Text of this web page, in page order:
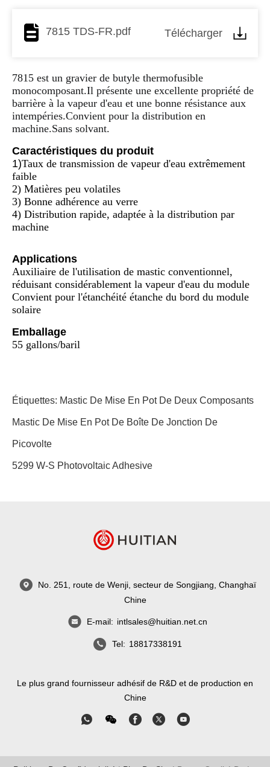
7815 TDS-FR.pdf Télécharger
7815 est un gravier de butyle thermofusible
monocomposant.Il présente une excellente propriété de
barrière à la vapeur d'eau et une bonne résistance aux
intempéries.Convient pour la distribution en
machine.Sans solvant.
Caractéristiques du produit
1)Taux de transmission de vapeur d'eau extrêmement
faible
2) Matières peu volatiles
3) Bonne adhérence au verre
4) Distribution rapide, adaptée à la distribution par
machine
Applications
Auxiliaire de l'utilisation de mastic conventionnel,
réduisant considérablement la vapeur d'eau du module
Convient pour l'étanchéité étanche du bord du module
solaire
Emballage
55 gallons/baril
Étiquettes: Mastic De Mise En Pot De Deux Composants
Mastic De Mise En Pot De Boîte De Jonction De
Picovolte
5299 W-S Photovoltaic Adhesive
No. 251, route de Wenji, secteur de Songjiang, Changhaï
Chine
E-mail: intlsales@huitian.net.cn
Tel: 18817338191
Le plus grand fournisseur adhésif de R&D et de production en
Chine